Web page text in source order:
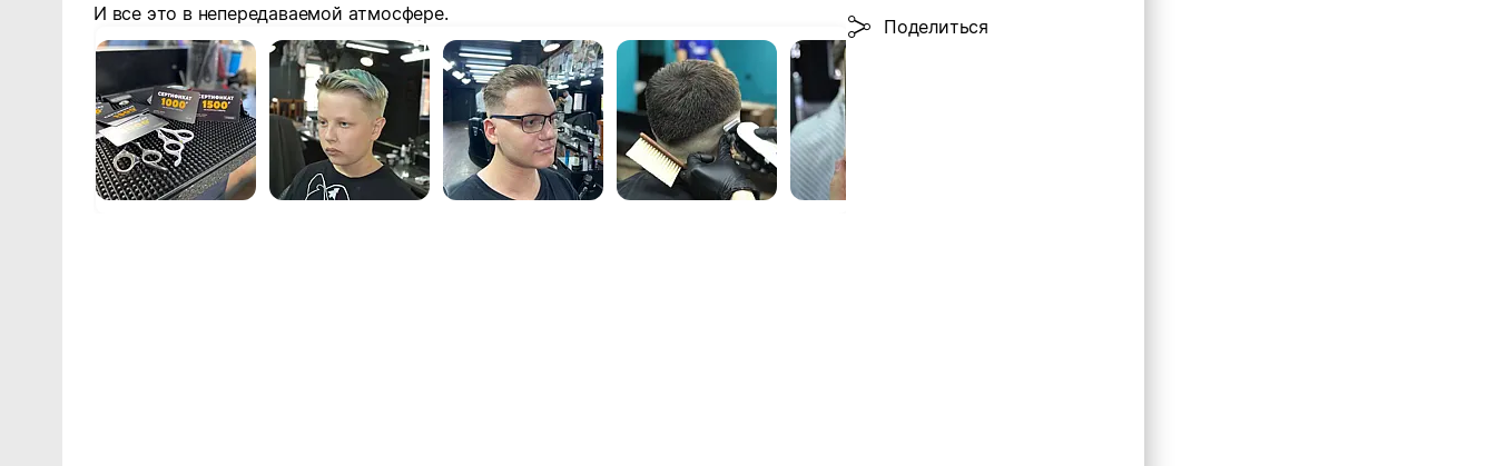
И все это в непередаваемой атмосфере.
Поделиться